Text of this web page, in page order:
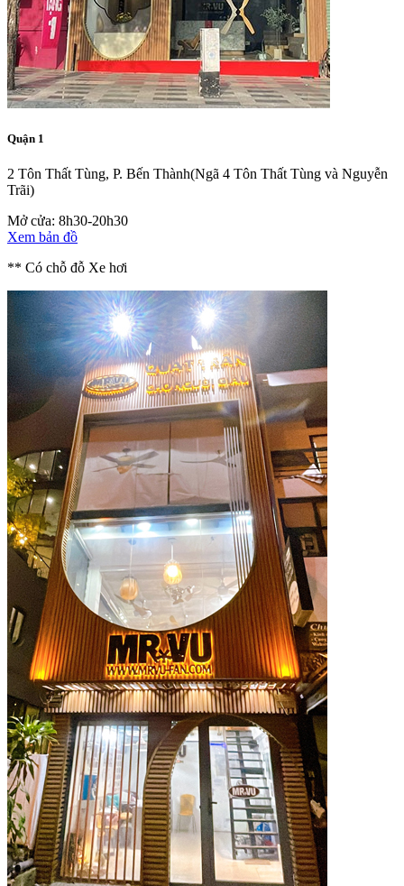
Quận 1
2 Tôn Thất Tùng, P. Bến Thành(Ngã 4 Tôn Thất Tùng và Nguyễn
Trãi)
Mở cửa: 8h30-20h30
Xem bản đồ
** Có chỗ đỗ Xe hơi